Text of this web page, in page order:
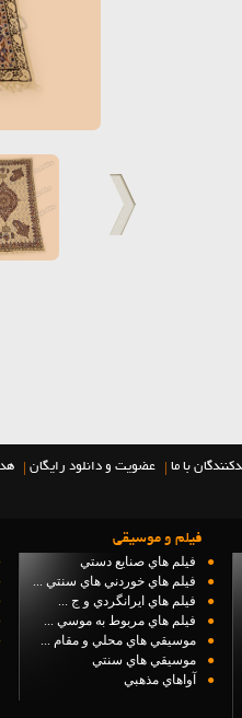
با ما | عضویت و دانلود رایگان |
فيلم و موسيقي
●
فيلم هاي صنايع دستي
●
فيلم هاي خوردني هاي سنتي ...
●
فيلم هاي ايرانگردي و ج ...
●
فيلم هاي مربوط به موسي ...
●
موسيقي هاي محلي و مقام ...
●
موسيقي هاي سنتي
●
آواهاي مذهبي